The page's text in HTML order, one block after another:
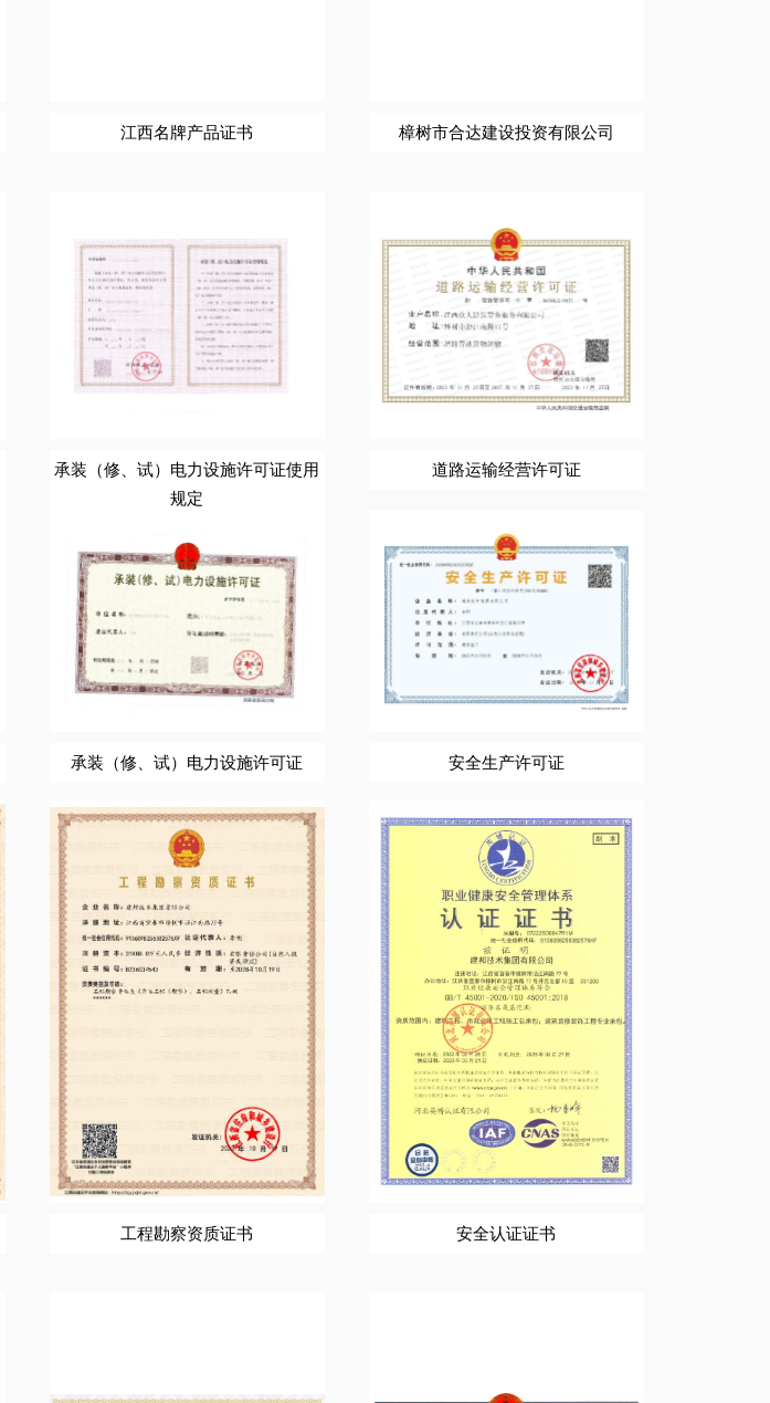
江西名牌产品证书 樟树市合达建设投资有限公司
承装（修、试）电力设施许可证使用
规定
道路运输经营许可证
承装（修、试）电力设施许可证 安全生产许可证
工程勘察资质证书 安全认证证书